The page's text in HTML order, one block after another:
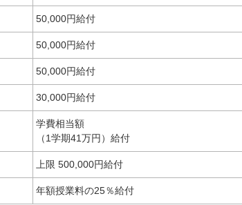
50,000円給付
50,000円給付
50,000円給付
30,000円給付
学費相当額
（1学期41万円）給付
上限 500,000円給付
年額授業料の25％給付